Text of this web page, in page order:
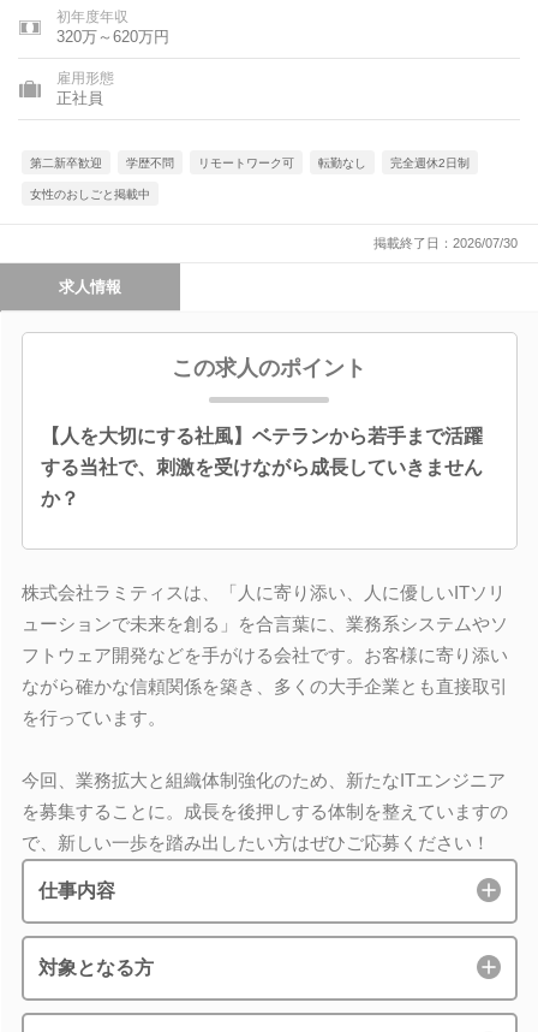
初年度年収
320万～620万円
雇用形態
正社員
第二新卒歓迎 学歴不問 リモートワーク可 転勤なし 完全週休2日制
女性のおしごと掲載中
掲載終了日：2026/07/30
求人情報
この求人のポイント
【人を大切にする社風】ベテランから若手まで活躍
する当社で、刺激を受けながら成長していきません
か？
株式会社ラミティスは、「人に寄り添い、人に優しいITソリ
ューションで未来を創る」を合言葉に、業務系システムやソ
フトウェア開発などを手がける会社です。お客様に寄り添い
ながら確かな信頼関係を築き、多くの大手企業とも直接取引
を行っています。
今回、業務拡大と組織体制強化のため、新たなITエンジニア
を募集することに。成長を後押しする体制を整えていますの
で、新しい一歩を踏み出したい方はぜひご応募ください！
仕事内容
対象となる方